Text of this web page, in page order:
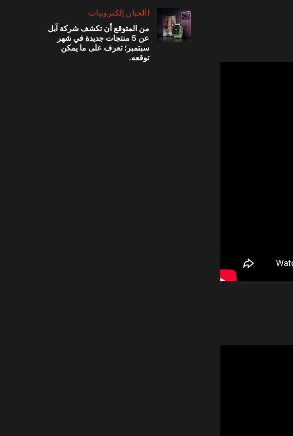
‫األخبار‬ إلكترونيات
من المتوقع أن تكشف شركة آبل
عن 5 منتجات جديدة في شهر
سبتمبر؛ تعرف على ما يمكن
توقعه.